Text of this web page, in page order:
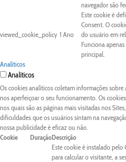
navegador são
viewed_cookie_policy 1 Ano
Este cookie é
Consent. O
do usuário em
Funciona
principal.
Analíticos
Analíticos
Os cookies analíticos coletam informações
nos aperfeiçoar o seu funcionamento. Os
nos quais são as páginas mais visitadas nos
dificuldades que os usuários sintam na
nossa publicidade é eficaz ou não.
Cookie
DuraçãoDescrição
Este cookie é instalado
para calcular o visitante, a